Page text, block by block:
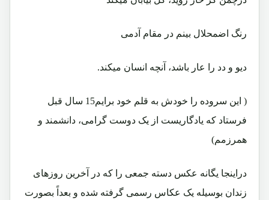
رنگ اضمحلال بینم در مقام آدمی
دیو و دد را عار باشد، آنچه انسان میکند.
( این سروده را خودش به قلم خود برایم15 سال قبل
فرستاد که یادگاریست از یک دوست گرامی، دانشمند و
همرزمم)
دراینجا یگانه عکس دسته جمعی را که در آخرین روزهای
زندان بوسیله یک عکاس رسمی گرفته شده و بعداً بصورت